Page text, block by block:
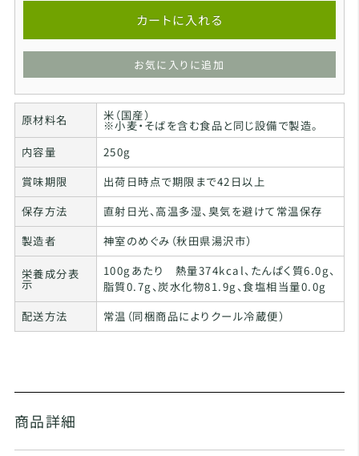
カートに入れる
お気に入りに追加
原材料名 米（国産）
※小麦・そばを含む食品と同じ設備で製造。
内容量
250g
賞味期限
出荷日時点で期限まで42日以上
保存方法
直射日光、高温多湿、臭気を避けて常温保存
製造者
神室のめぐみ（秋田県湯沢市）
栄養成分表
示
100gあたり 熱量374kcal、たんぱく質6.0g、
脂質0.7g、炭水化物81.9g、食塩相当量0.0g
配送方法
常温（同梱商品によりクール冷蔵便）
商品詳細